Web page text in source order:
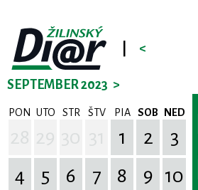
<
SEPTEMBER 2023 >
PON UTO STR ŠTV PIA SOB NED
1 2
3
4
5 6 7 8 9 10